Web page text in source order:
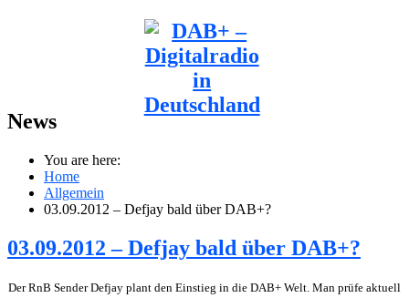
News
You are here:
Home
Allgemein
03.09.2012 – Defjay bald über DAB+?
03.09.2012 – Defjay bald über DAB+?
Der RnB Sender Defjay plant den Einstieg in die DAB+ Welt. Man prüfe aktuell